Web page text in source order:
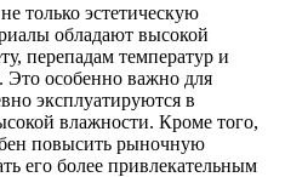
только эстетическую
обладают высокой
перепадам температур и
особенно важно для
эксплуатируются в
влажности. Кроме того,
повысить рыночную
его более привлекательным